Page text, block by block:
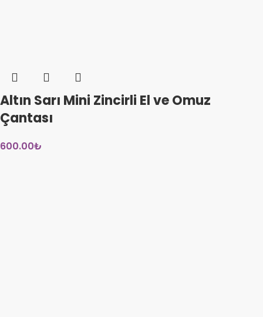
Altın Sarı Mini Zincirli El ve Omuz
Çantası
600.00₺